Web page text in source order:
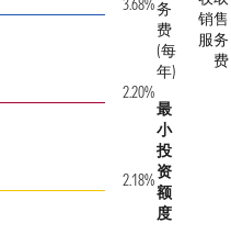
3.68%
2.20%
2.18%
务
费
(每
年)
销售
服务
费
最
小
投
资
额
度